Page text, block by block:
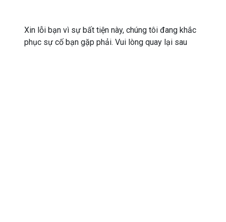
Xin lỗi bạn vì sự bất tiện này, chúng tôi đang khắc
phục sự cố bạn gặp phải. Vui lòng quay lại sau